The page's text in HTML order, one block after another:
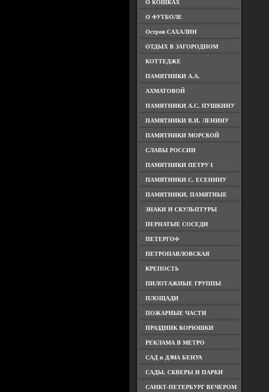
О КОШКАХ
О ФУТБОЛЕ
Остров САХАЛИН
ОТДЫХ В ЗАГОРОДНОМ
КОТТЕДЖЕ
ПАМЯТНИКИ А.А.
АХМАТОВОЙ
ПАМЯТНИКИ А.С. ПУШКИНУ
ПАМЯТНИКИ В.И. ЛЕНИНУ
ПАМЯТНИКИ МОРСКОЙ
СЛАВЫ РОССИИ
ПАМЯТНИКИ ПЕТРУ I
ПАМЯТНИКИ С. ЕСЕНИНУ
ПАМЯТНИКИ, ПАМЯТНЫЕ
ЗНАКИ И СКУЛЬПТУРЫ
ПЕРНАТЫЕ СОСЕДИ
ПЕТЕРГОФ
ПЕТРОПАВЛОВСКАЯ
КРЕПОСТЬ
ПИЛОТАЖНЫЕ ГРУППЫ
ПЛОЩАДИ
ПОЖАРНЫЕ ЧАСТИ
ПРАЗДНИК КОРЮШКИ
РЕКЛАМА В МЕТРО
САД и ДАЧА БЕНУА
САДЫ, СКВЕРЫ И ПАРКИ
САНКТ-ПЕТЕРБУРГ ВЕЧЕРОМ